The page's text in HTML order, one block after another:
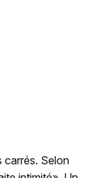
carrés. Selon